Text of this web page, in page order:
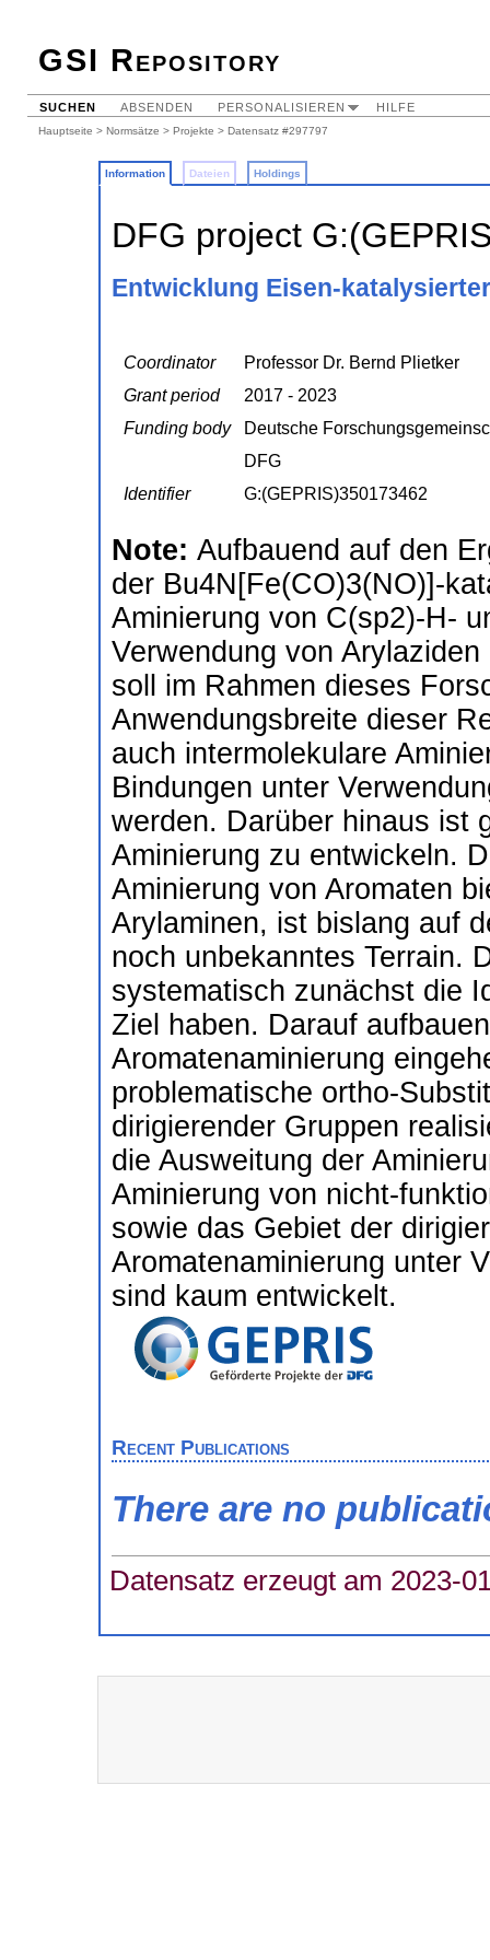
GSI Repository
SUCHEN ABSENDEN PERSONALISIEREN HILFE
Hauptseite > Normsätze > Projekte > Datensatz #297797
Information Dateien Holdings
DFG project
Entwicklung Eisen-
Coordinator
Professor Dr. Bernd Plietker
Grant period
2017 - 2023
Funding body
Deutsche
DFG
Identifier
G:(GEPRIS)350173462
Note: Aufbauend auf den
der Bu4N[Fe(CO)3(NO)]-
Aminierung von C(sp2)-H-
Verwendung von
soll im Rahmen dieses
Anwendungsbreite dieser
auch intermolekulare
Bindungen unter
werden. Darüber hinaus ist
Aminierung zu entwickeln.
Aminierung von Aromaten
Arylaminen, ist bislang auf
noch unbekanntes Terrain.
systematisch zunächst die
Ziel haben. Darauf
Aromatenaminierung
problematische ortho-
dirigierender Gruppen
die Ausweitung der
Aminierung von nicht-
sowie das Gebiet der
Aromatenaminierung unter
sind kaum entwickelt.
Recent Publications
There are no
Datensatz erzeugt am 2023-